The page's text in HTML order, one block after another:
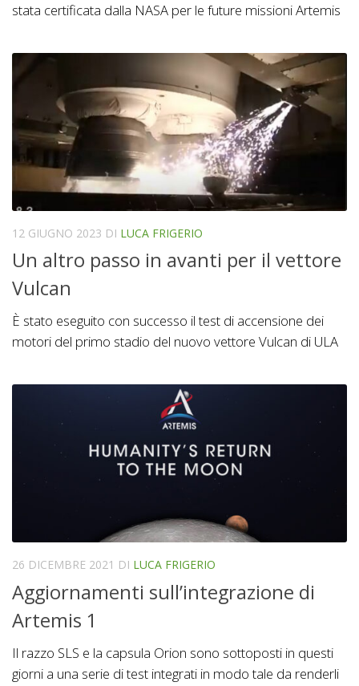
stata certificata dalla NASA per le future missioni Artemis
12 GIUGNO 2023 DI LUCA FRIGERIO
Un altro passo in avanti per il vettore
Vulcan
È stato eseguito con successo il test di accensione dei
motori del primo stadio del nuovo vettore Vulcan di ULA
26 DICEMBRE 2021 DI LUCA FRIGERIO
Aggiornamenti sull’integrazione di
Artemis 1
Il razzo SLS e la capsula Orion sono sottoposti in questi
giorni a una serie di test integrati in modo tale da renderli